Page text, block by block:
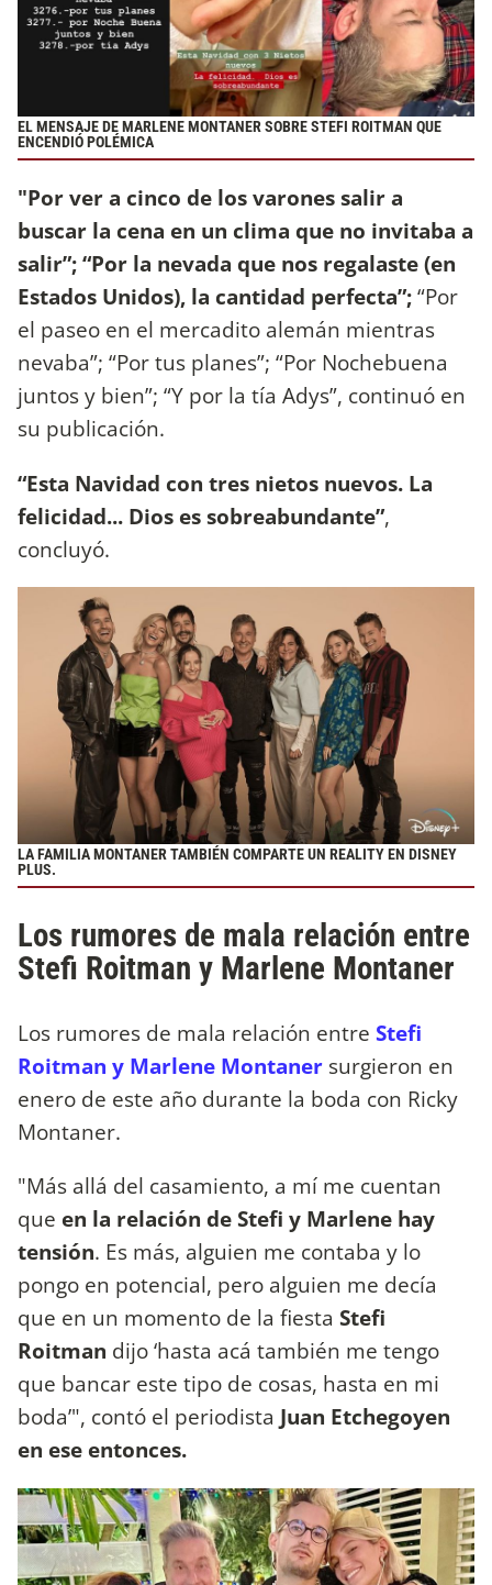
EL MENSAJE DE MARLENE MONTANER SOBRE STEFI ROITMAN QUE
ENCENDIÓ POLÉMICA
"Por ver a cinco de los varones salir a
buscar la cena en un clima que no invitaba a
salir”; “Por la nevada que nos regalaste (en
Estados Unidos), la cantidad perfecta”;“Por
el paseo en el mercadito alemán mientras
nevaba”; “Por tus planes”; “Por Nochebuena
juntos y bien”; “Y por la tía Adys”, continuó en
su publicación.
“Esta Navidad con tres nietos nuevos. La
felicidad... Dios es sobreabundante”,
concluyó.
LA FAMILIA MONTANER TAMBIÉN COMPARTE UN REALITY EN DISNEY
PLUS.
Los rumores de mala relación entre
Stefi Roitman y Marlene Montaner
Los rumores de mala relación entre Stefi
Roitman y Marlene Montaner surgieron en
enero de este año durante la boda con Ricky
Montaner.
"Más allá del casamiento, a mí me cuentan
que en la relación de Stefi y Marlene hay
tensión. Es más, alguien me contaba y lo
pongo en potencial, pero alguien me decía
que en un momento de la fiesta Stefi
Roitman dijo ‘hasta acá también me tengo
que bancar este tipo de cosas, hasta en mi
boda’", contó el periodista Juan Etchegoyen
en ese entonces.